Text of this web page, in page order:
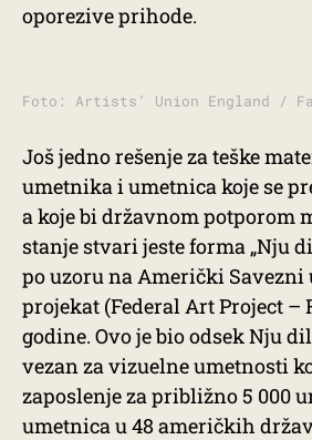
oporezive prihode.
Foto: Artists’ Union England /
Još jedno rešenje za teške
umetnika i umetnica koje se
a koje bi državnom potporom
stanje stvari jeste forma „Nju
po uzoru na Američki
projekat (Federal Art Project –
godine. Ovo je bio odsek Nju
vezan za vizuelne umetnosti
zaposlenje za približno 5 000
umetnica u 48 američkih